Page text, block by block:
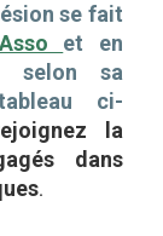
se fait
et en
selon sa
ci-
la
dans
.